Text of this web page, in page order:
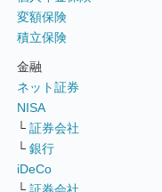
変額保険
積立保険
金融
ネット証券
NISA
└ 証券会社
└ 銀行
iDeCo